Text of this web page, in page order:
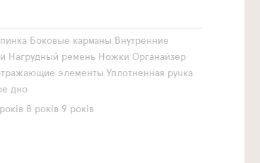
Боковые карманы Внутренние
Нагрудный ремень Ножки Органайзер
элементы Уплотненная ручка
дно
8 років 9 років